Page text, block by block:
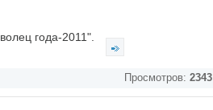
года-2011".
Просмотров: 2343